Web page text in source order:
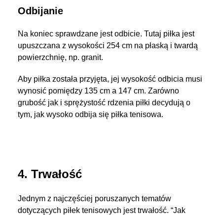
Odbijanie
Na koniec sprawdzane jest odbicie. Tutaj piłka jest
upuszczana z wysokości 254 cm na płaską i twardą
powierzchnię, np. granit.
Aby piłka została przyjęta, jej wysokość odbicia musi
wynosić pomiędzy 135 cm a 147 cm. Zarówno
grubość jak i sprężystość rdzenia piłki decydują o
tym, jak wysoko odbija się piłka tenisowa.
4. Trwałość
Jednym z najczęściej poruszanych tematów
dotyczących piłek tenisowych jest trwałość. “Jak